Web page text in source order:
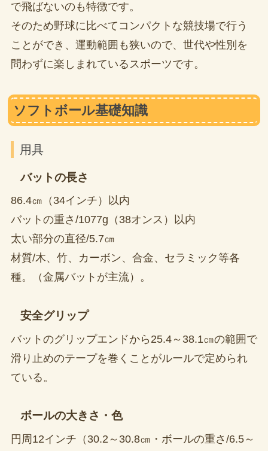
で飛ばないのも特徴です。
そのため野球に比べてコンパクトな競技場で行う
ことができ、運動範囲も狭いので、世代や性別を
問わずに楽しまれているスポーツです。
ソフトボール基礎知識
用具
バットの長さ
86.4㎝（34インチ）以内
バットの重さ/1077g（38オンス）以内
太い部分の直径/5.7㎝
材質/木、竹、カーボン、合金、セラミック等各
種。（金属バットが主流）。
安全グリップ
バットのグリップエンドから25.4～38.1㎝の範囲で
滑り止めのテープを巻くことがルールで定められ
ている。
ボールの大きさ・色
円周12インチ（30.2～30.8㎝・ボールの重さ/6.5～